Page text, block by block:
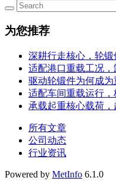
为您推荐
深耕行走核心，轮
适配港口重载工况
驱动轮锻件为何成
适配车间重载运行
承载起重核心载荷
所有文章
公司动态
行业资讯
Powered by MetInfo 6.1.0